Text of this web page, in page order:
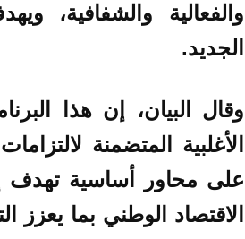
والفعالية والشفافية،
الجديد.
وقال البيان، إن هذا
الأغلبية المتضمنة
على محاور أساسية تهدف
الاقتصاد الوطني بما يعزز